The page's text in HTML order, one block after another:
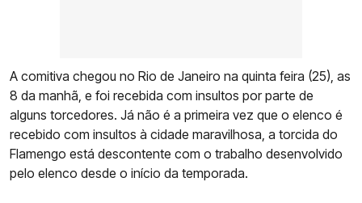
A comitiva chegou no Rio de Janeiro na quinta feira (25), as
8 da manhã, e foi recebida com insultos por parte de
alguns torcedores. Já não é a primeira vez que o elenco é
recebido com insultos à cidade maravilhosa, a torcida do
Flamengo está descontente com o trabalho desenvolvido
pelo elenco desde o início da temporada.